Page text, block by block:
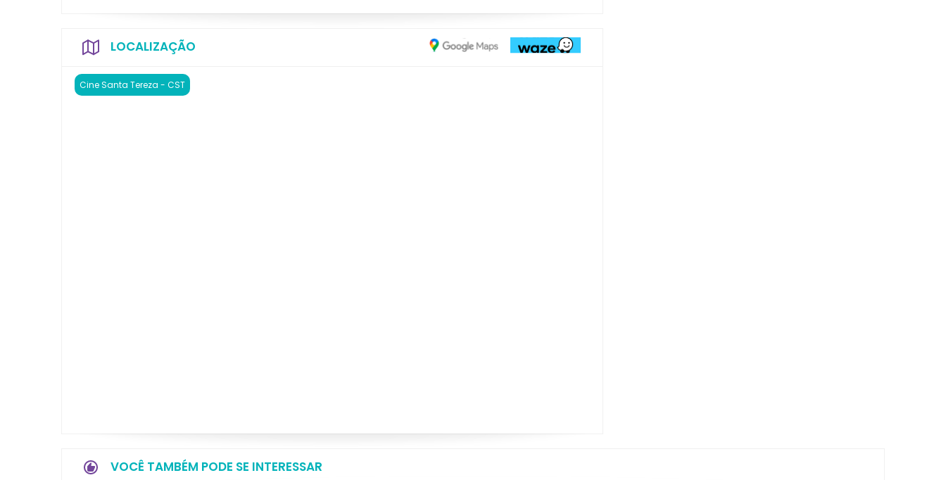
LOCALIZAÇÃO
Cine Santa Tereza - CST
VOCÊ TAMBÉM PODE SE INTERESSAR